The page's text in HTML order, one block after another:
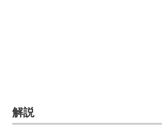
解説